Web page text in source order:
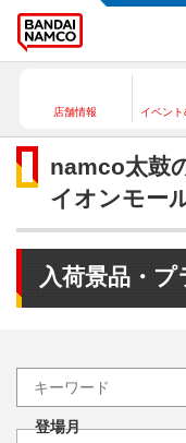
店舗情報 イベント
namco太鼓
イオンモー
入荷景品・
登場月